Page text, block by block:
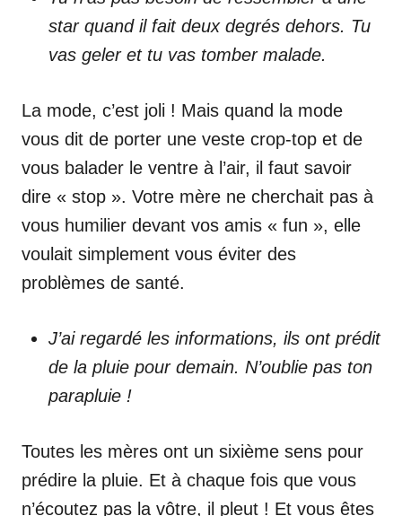
star quand il fait deux degrés dehors. Tu
vas geler et tu vas tomber malade.
La mode, c’est joli ! Mais quand la mode
vous dit de porter une veste crop-top et de
vous balader le ventre à l’air, il faut savoir
dire « stop ». Votre mère ne cherchait pas à
vous humilier devant vos amis « fun », elle
voulait simplement vous éviter des
problèmes de santé.
J’ai regardé les informations, ils ont prédit
de la pluie pour demain. N’oublie pas ton
parapluie !
Toutes les mères ont un sixième sens pour
prédire la pluie. Et à chaque fois que vous
n’écoutez pas la vôtre, il pleut ! Et vous êtes